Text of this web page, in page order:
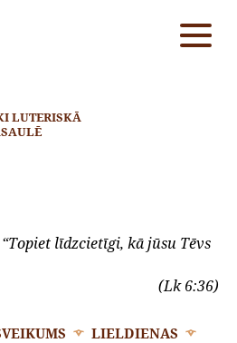
LUTERISKĀ
līdzcietīgi, kā jūsu Tēvs
(Lk 6:36)
LIELDIENAS